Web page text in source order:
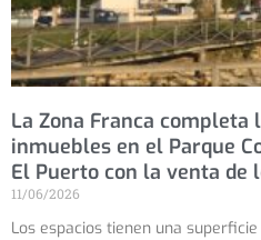
La Zona Franca completa
inmuebles en el Parque
El Puerto con la venta de
11/06/2026
Los espacios tienen una